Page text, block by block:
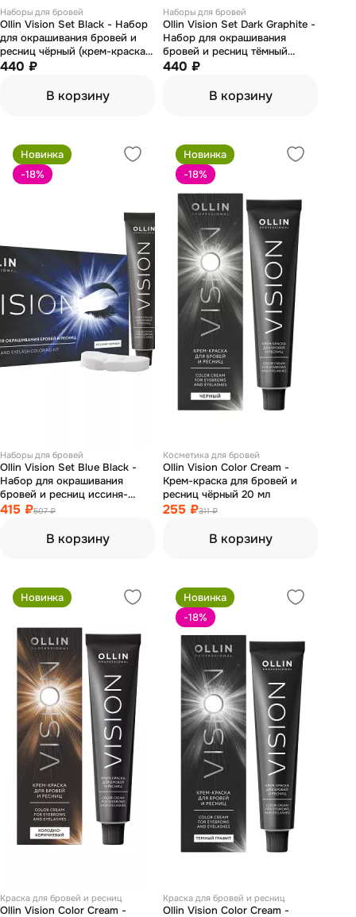
Наборы для бровей
Ollin Vision Set Black - Набор
для окрашивания бровей и
ресниц чёрный (крем-краска
20 мл, окисляющая эмульсия
440 ₽
В корзину
Наборы для бровей
Ollin Vision Set Dark Graphite -
Набор для окрашивания
бровей и ресниц тёмный
графит (крем-краска 20 мл,
440 ₽
В корзину
Новинка
-18%
Наборы для бровей
Ollin Vision Set Blue Black -
Набор для окрашивания
бровей и ресниц иссиня-
чёрный (крем-краска 20 мл,
415 ₽507 ₽
В корзину
Новинка
-18%
Косметика для бровей
Ollin Vision Color Cream -
Крем-краска для бровей и
ресниц чёрный 20 мл
255 ₽311 ₽
В корзину
Новинка
Краска для бровей и ресниц
Ollin Vision Color Cream -
Новинка
-18%
Краска для бровей и ресниц
Ollin Vision Color Cream -